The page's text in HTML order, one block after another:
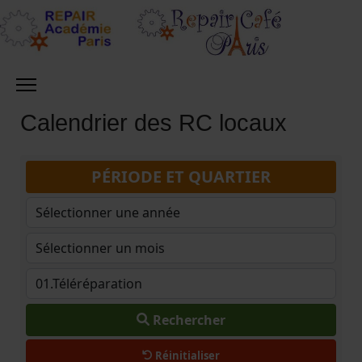
Calendrier des RC locaux
PÉRIODE ET QUARTIER
Rechercher
Réinitialiser